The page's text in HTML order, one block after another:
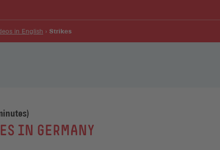
in English Strikes
IN GERMANY